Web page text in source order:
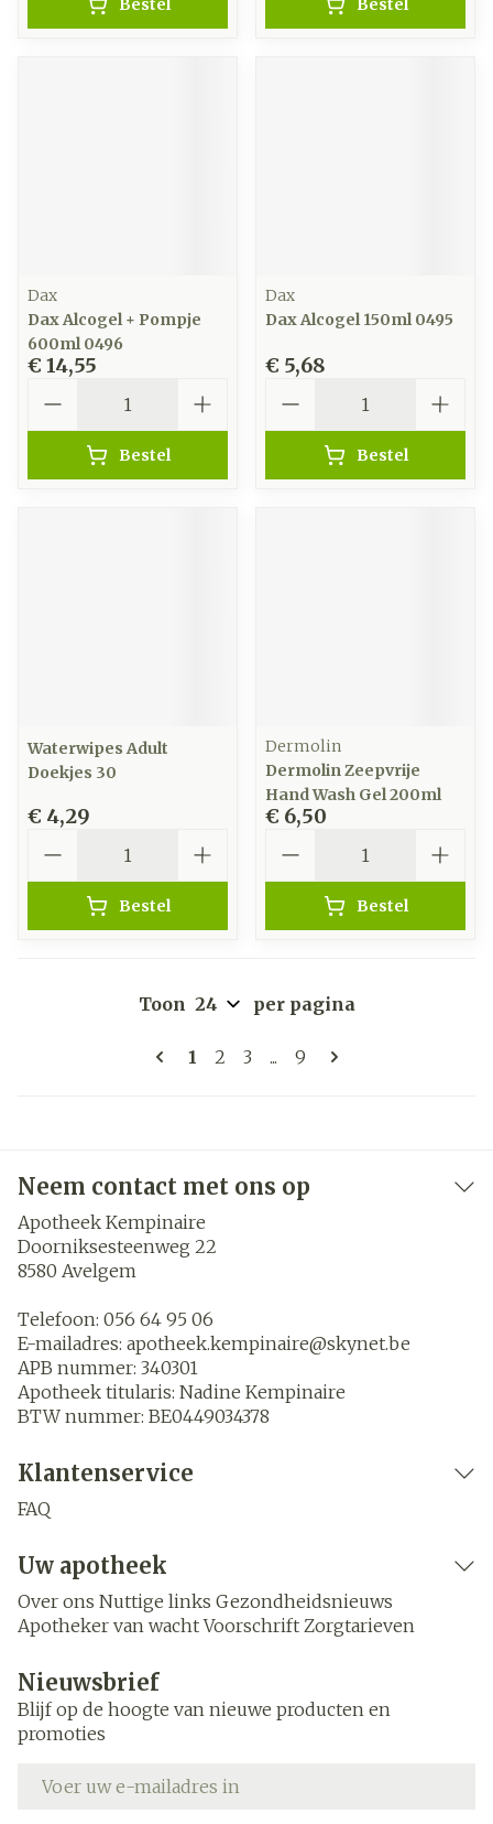
Bestel Bestel
Dax
Dax Alcogel + Pompje
600ml 0496
€ 14,55
Bestel
Dax
Dax Alcogel 150ml 0495
€ 5,68
Bestel
Waterwipes Adult
Doekjes 30
€ 4,29
Bestel
Dermolin
Dermolin Zeepvrije
Hand Wash Gel 200ml
€ 6,50
Bestel
Pagina's
U lees momenteel pagina
1 Pagina
2 Pagina
3 ... Pagina
9
Toon per pagina
Neem contact met ons op
Apotheek Kempinaire
Doorniksesteenweg 22
8580 Avelgem
Telefoon: 056 64 95 06
E-mailadres: apotheek.kempinaire@skynet.be
APB nummer: 340301
Apotheek titularis: Nadine Kempinaire
BTW nummer: BE0449034378
Klantenservice
FAQ
Uw apotheek
Over ons Nuttige links Gezondheidsnieuws
Apotheker van wacht Voorschrift Zorgtarieven
Nieuwsbrief
Blijf op de hoogte van nieuwe producten en
promoties